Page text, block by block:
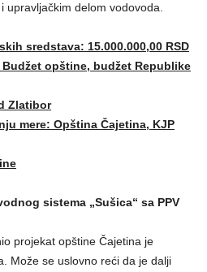
delom vodovoda.
sredstava: 15.000.000,00 RSD
opštine, budžet Republike
Zlatibor
mere: Opština Čajetina, KJP
sistema „Sušica“ sa PPV
projekat opštine Čajetina je
Može se uslovno reći da je dalji